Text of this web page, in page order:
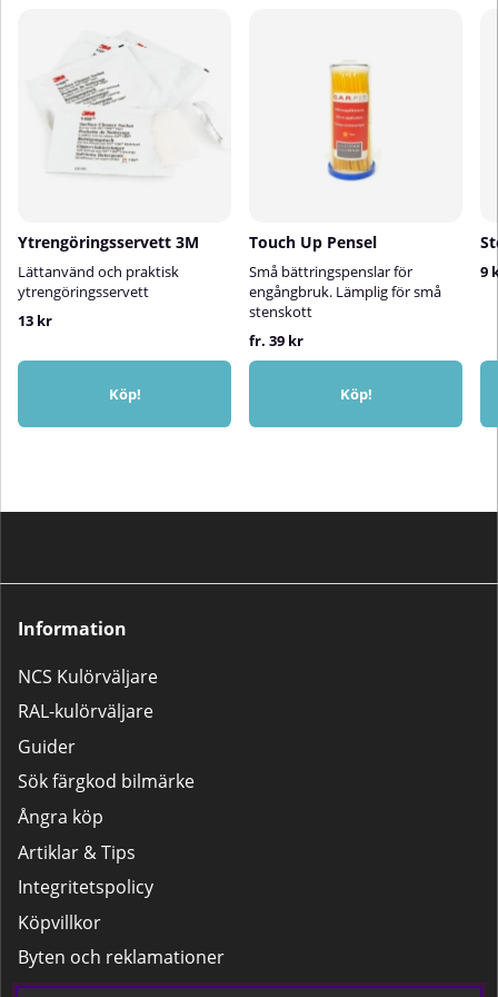
Ytrengöringsservett 3M
Lättanvänd och praktisk
ytrengöringsservett
13 kr
Köp!
Touch Up Pensel
Små bättringspenslar för
engångbruk. Lämplig för små
stenskott
fr. 39 kr
Köp!
9
Information
NCS Kulörväljare
RAL-kulörväljare
Guider
Sök färgkod bilmärke
Ångra köp
Artiklar & Tips
Integritetspolicy
Köpvillkor
Byten och reklamationer